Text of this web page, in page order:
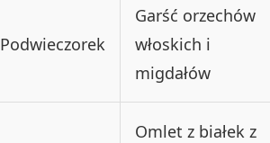
Podwieczorek
Garść orzechów
włoskich i
migdałów
Omlet z białek z